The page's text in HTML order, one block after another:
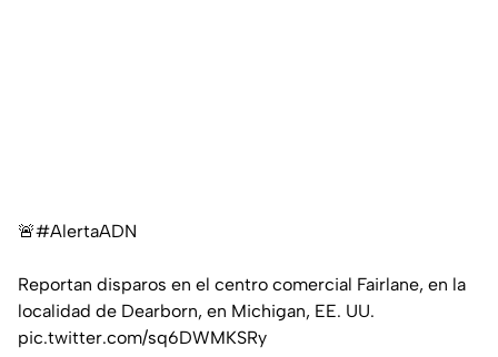
🚨#AlertaADN
Reportan disparos en el centro comercial Fairlane, en la
localidad de Dearborn, en Michigan, EE. UU.
pic.twitter.com/sq6DWMKSRy